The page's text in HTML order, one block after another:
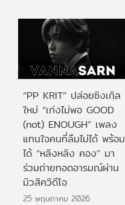
“PP KRIT” ปล่อยซิงเกิล
ใหม่ “เก่งไม่พอ GOOD
(not) ENOUGH” เพลง
แทนใจคนที่ลืมไม่ได้ พร้อม
ได้ “หลิงหลิง คอง” มา
ร่วมถ่ายทอดอารมณ์ผ่าน
มิวสิควิดีโอ
25 พฤษภาคม 2026